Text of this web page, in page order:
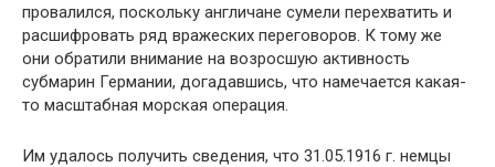
провалился, поскольку англичане сумели перехватить и
расшифровать ряд вражеских переговоров. К тому же
они обратили внимание на возросшую активность
субмарин Германии, догадавшись, что намечается какая-
то масштабная морская операция.
Им удалось получить сведения, что 31.05.1916 г. немцы